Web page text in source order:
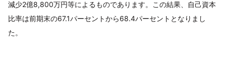
減少2億8,800万円等によるものであります。この結果、自己資本
比率は前期末の67.1パーセントから68.4パーセントとなりまし
た。